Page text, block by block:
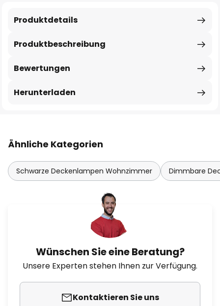
Produktbeschreibung
Produktdetails
Bewertungen
Herunterladen
Ähnliche Kategorien
Schwarze Deckenlampen Wohnzimmer Dimmbare
Wünschen Sie eine Beratung?
Unsere Experten stehen Ihnen zur Verfügung.
Kontaktieren Sie uns